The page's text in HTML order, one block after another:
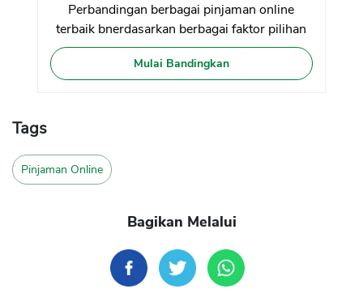
Perbandingan berbagai pinjaman online
terbaik bnerdasarkan berbagai faktor pilihan
Mulai Bandingkan
Tags
Pinjaman Online
Bagikan Melalui